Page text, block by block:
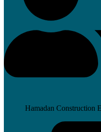
Hamadan Construction